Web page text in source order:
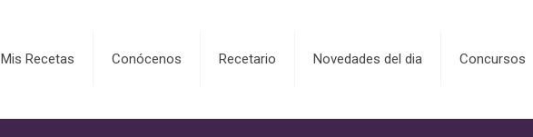
Mis Recetas Conócenos Recetario Novedades del dia Concursos